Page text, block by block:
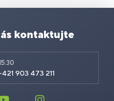
kontaktujte
903 473 211